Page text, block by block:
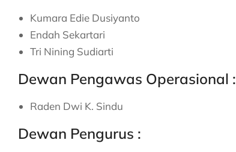
Kumara Edie Dusiyanto
Endah Sekartari
Tri Nining Sudiarti
Dewan Pengawas Operasional :
Raden Dwi K. Sindu
Dewan Pengurus :